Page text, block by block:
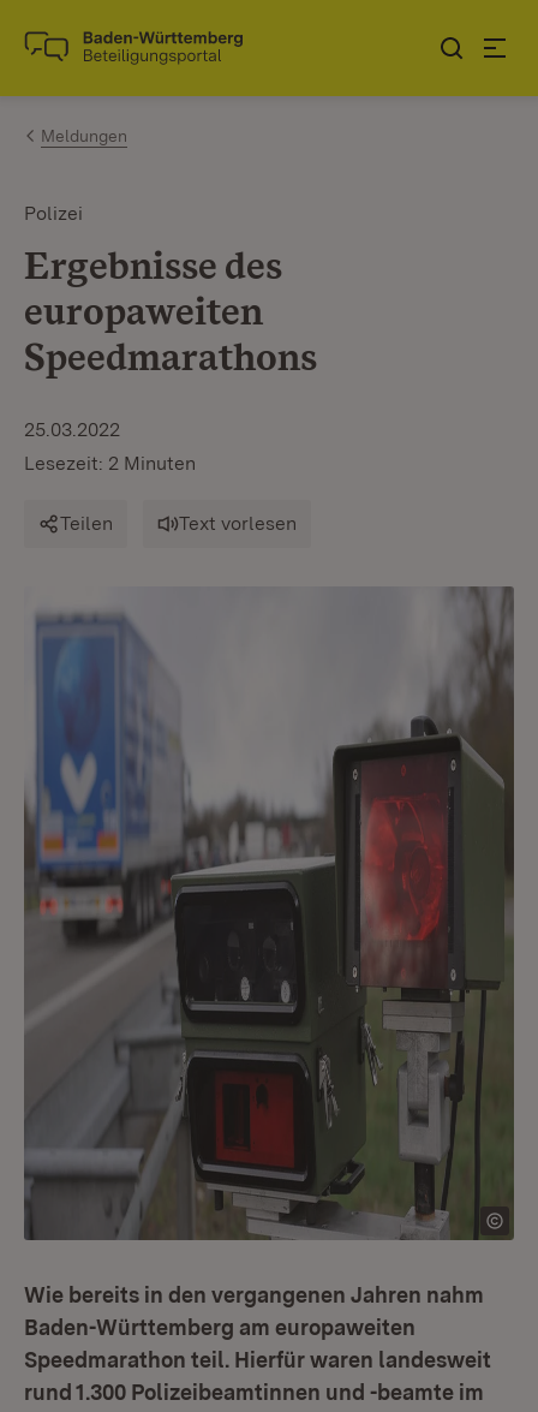
Zum Inhalt springen
Link zur Startseite
Meldungen
Polizei
Ergebnisse des
europaweiten
Speedmarathons
25.03.2022
Lesezeit: 2 Minuten
Teilen Text vorlesen
Wie bereits in den vergangenen Jahren nahm
Baden-Württemberg am europaweiten
Speedmarathon teil. Hierfür waren landesweit
rund 1.300 Polizeibeamtinnen und -beamte im